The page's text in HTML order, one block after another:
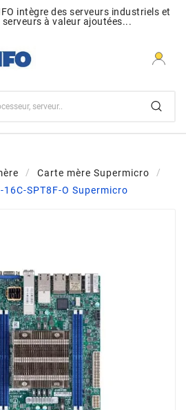
intègre des serveurs industriels et
à valeur ajoutées...
Carte mère Supermicro
16C-SPT8F-O Supermicro